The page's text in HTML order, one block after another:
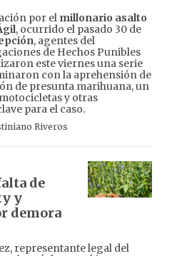
por el millonario asalto
, ocurrido el pasado 30 de
, agentes del
de Hechos Punibles
este viernes una serie
con la aprehensión de
de presunta marihuana, un
y otras
para el caso.
Riveros
de
y
demora
representante legal del